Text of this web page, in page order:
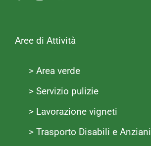
Aree di Attività
> Area verde
> Servizio pulizie
> Lavorazione vigneti
> Trasporto Disabili e Anziani